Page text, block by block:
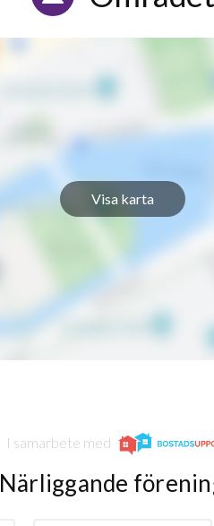
Visa karta
I samarbete med
Närliggande